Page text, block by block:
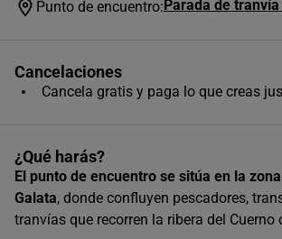
17
18 19
24
25 26 27 28 29
30
Horas disponibles (1)
14:30
Punto de encuentro:Parada de
Cancelaciones
Cancela gratis y paga lo que creas
¿Qué harás?
El punto de encuentro se sitúa en la
Galata, donde confluyen pescadores,
tranvías que recorren la ribera del Cuerno